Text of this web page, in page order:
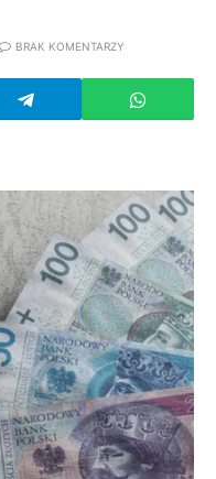
BRAK KOMENTARZY